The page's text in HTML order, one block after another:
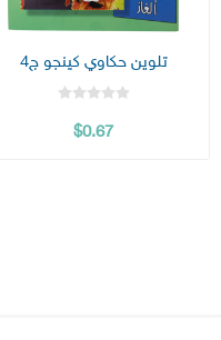
تلوين حكاوي كينجو ج4
$0.67